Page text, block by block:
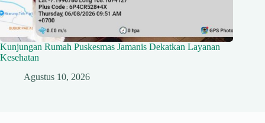
Kunjungan Rumah Puskesmas Jamanis Dekatkan Layanan
Kesehatan
Agustus 10, 2026